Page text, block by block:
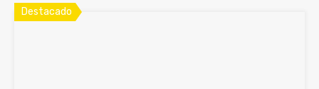
Destacado